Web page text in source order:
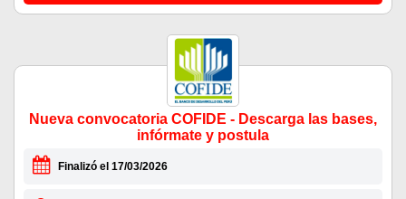
Nueva convocatoria COFIDE - Descarga las bases,
infórmate y postula
Finalizó el 17/03/2026